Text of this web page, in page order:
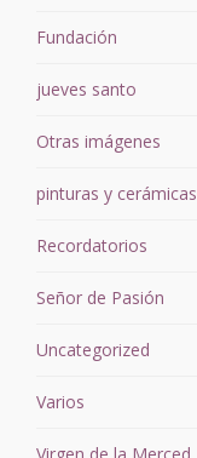
Fundación
jueves santo
Otras imágenes
pinturas y cerámicas
Recordatorios
Señor de Pasión
Uncategorized
Varios